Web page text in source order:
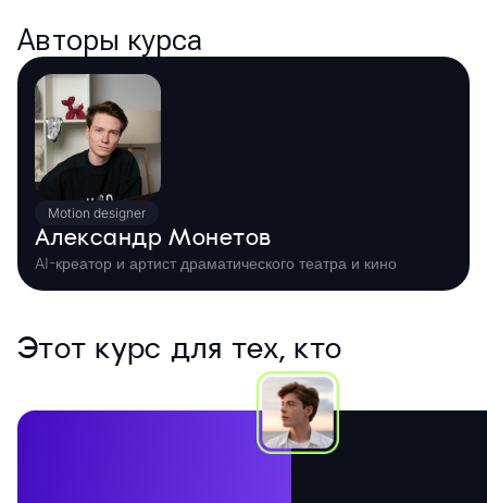
Авторы курса
Motion designer
Александр Монетов
AI-креатор и артист драматического театра и кино
Этот курс для тех, кто